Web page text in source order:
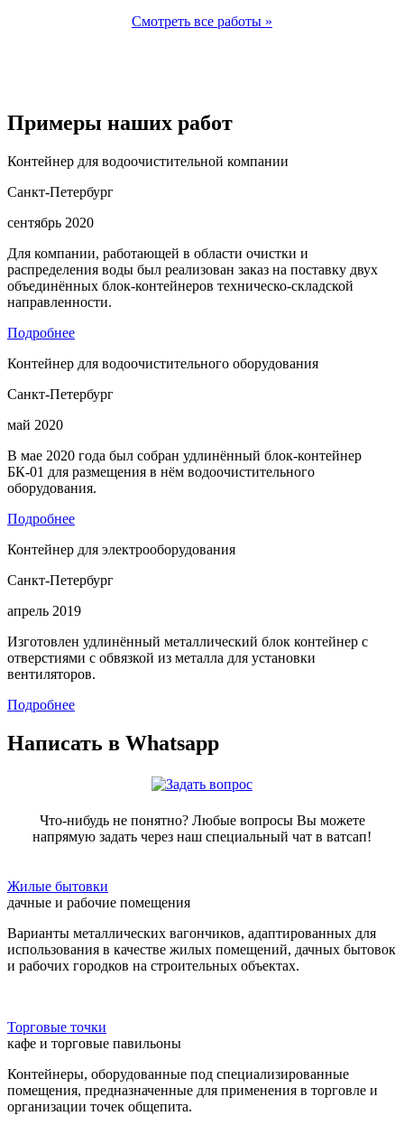
Смотреть все работы »
Примеры наших работ
Контейнер для водоочистительной компании
Санкт-Петербург
сентябрь 2020
Для компании, работающей в области очистки и
распределения воды был реализован заказ на поставку двух
объединённых блок-контейнеров техническо-складской
направленности.
Подробнее
Контейнер для водоочистительного оборудования
Санкт-Петербург
май 2020
В мае 2020 года был собран удлинённый блок-контейнер
БК-01 для размещения в нём водоочистительного
оборудования.
Подробнее
Контейнер для электрооборудования
Санкт-Петербург
апрель 2019
Изготовлен удлинённый металлический блок контейнер с
отверстиями с обвязкой из металла для установки
вентиляторов.
Подробнее
Написать в Whatsapp
Что-нибудь не понятно? Любые вопросы Вы можете
напрямую задать через наш специальный чат в ватсап!
Жилые бытовки
дачные и рабочие помещения
Варианты металлических вагончиков, адаптированных для
использования в качестве жилых помещений, дачных бытовок
и рабочих городков на строительных объектах.
Торговые точки
кафе и торговые павильоны
Контейнеры, оборудованные под специализированные
помещения, предназначенные для применения в торговле и
организации точек общепита.